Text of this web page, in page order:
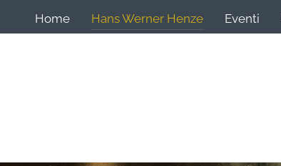
Home Hans Werner Henze Eventi